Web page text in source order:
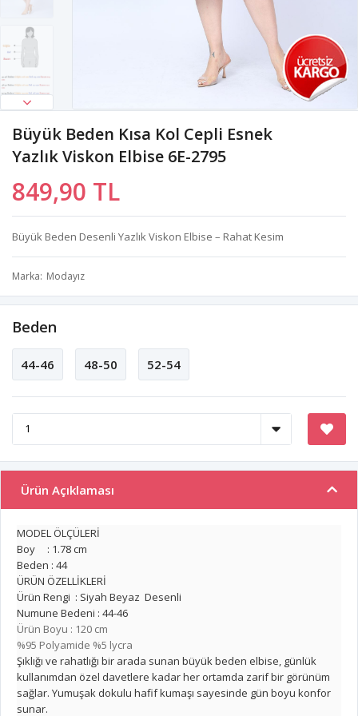
Büyük Beden Kısa Kol Cepli Esnek
Yazlık Viskon Elbise 6E-2795
849,90 TL
Büyük Beden Desenli Yazlık Viskon Elbise – Rahat Kesim
Marka Modayız
Beden
44-46 48-50 52-54
Ürün Açıklaması
MODEL ÖLÇÜLERİ
Boy : 1.78 cm
Beden : 44
ÜRÜN ÖZELLİKLERİ
Ürün Rengi : Siyah Beyaz Desenli
Numune Bedeni : 44-46
Ürün Boyu : 120 cm
%95 Polyamide %5 lycra
Şıklığı ve rahatlığı bir arada sunan büyük beden elbise, günlük
kullanımdan özel davetlere kadar her ortamda zarif bir görünüm
sağlar. Yumuşak dokulu hafif kumaşı sayesinde gün boyu konfor
sunar.